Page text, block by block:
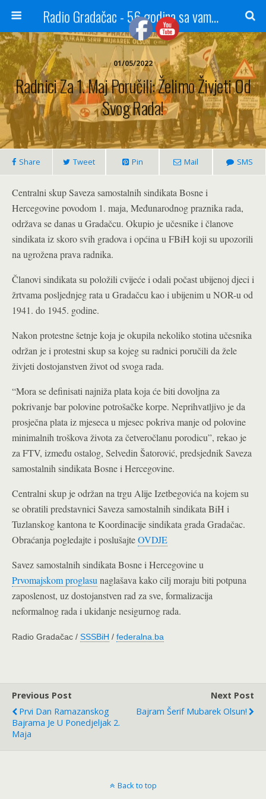
Radio Gradačac - 56 godina sa vama...
01/05/2022
Radnici Za 1. Maj Poručili: Želimo Živjeti Od
Svog Rada!
Share Tweet Pin Mail SMS
Centralni skup Saveza samostalnih sindikata Bosne i
Hercegovine povodom 1. maja, Međunarodnog praznika rada,
održava se danas u Gradačcu. Okupio je učesnike i članove
sindikata iz skoro svih gradova i općina u FBiH koji su upozorili
na ugrožena prava radnika.
Članovi sindikata su položili cvijeće i odali počast ubijenoj djeci i
žrtvama posljednjeg rata u Gradačcu kao i ubijenim u NOR-u od
1941. do 1945. godine.
Nakon protestne šetnje koja je okupila nekoliko stotina učesnika
održan je i protestni skup sa kojeg su radnici poručili da žele
živjeti dostojanstven život od svoga rada.
“Mora se definisati najniža plata koja će biti dovoljna za
pokrivanje bar polovine potrošačke korpe. Neprihvatljivo je da
prosječna plata iz mjeseca u mjesec pokriva manje od polovine
minimalnih troškova života za četveročlanu porodicu”, rekao je
za FTV, između ostalog, Selvedin Šatorović, predsjednik Saveza
samostalnih sindikata Bosne i Hercegovine.
Centralni skup je održan na trgu Alije Izetbegovića na kojem su
se obratili predstavnici Saveza samostalnih sindikata BiH i
Tuzlanskog kantona te Koordinacije sindikata grada Gradačac.
Obraćanja pogledajte i poslušajteOVDJE
Savez samostalnih sindikata Bosne i Hercegovine u
Prvomajskom proglasu naglašava kako cilj moraju biti potpuna
zaposlenost, uz dostojanstven rad za sve, formalizacija
neformalnog rada i ukidanje nesigurnog rada.
Radio Gradačac / SSSBiH / federalna.ba
Previous Post
Prvi Dan Ramazanskog
Bajrama Je U Ponedjeljak 2.
Maja
Next Post
Bajram Šerif Mubarek Olsun!
Back to top